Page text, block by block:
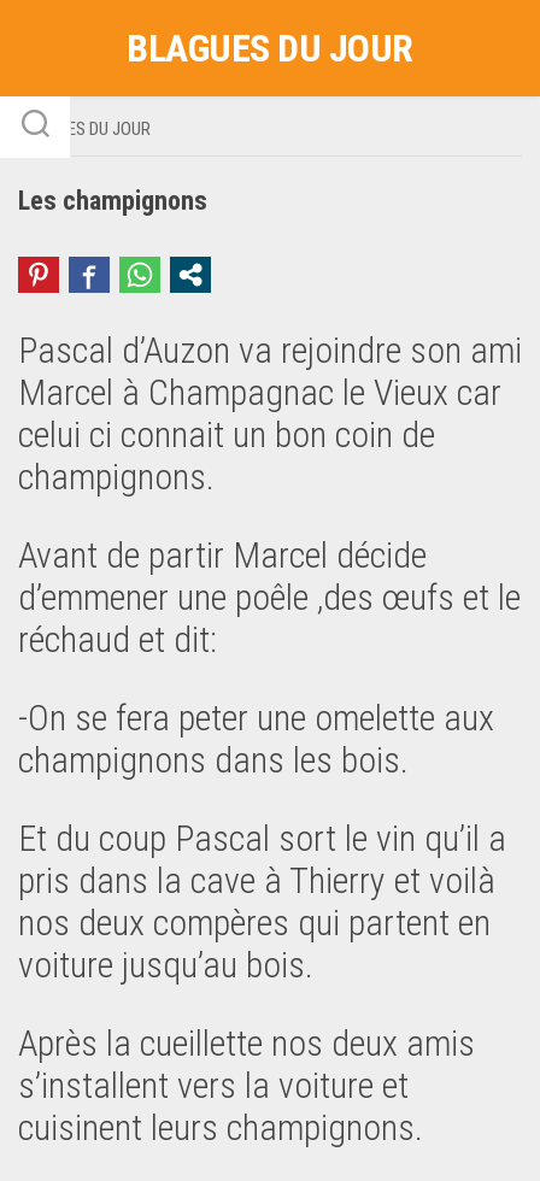
BLAGUES DU JOUR
BLAGUES DU JOUR
Les champignons
Pascal d’Auzon va rejoindre son ami
Marcel à Champagnac le Vieux car
celui ci connait un bon coin de
champignons.
Avant de partir Marcel décide
d’emmener une poêle ,des œufs et le
réchaud et dit:
-On se fera peter une omelette aux
champignons dans les bois.
Et du coup Pascal sort le vin qu’il a
pris dans la cave à Thierry et voilà
nos deux compères qui partent en
voiture jusqu’au bois.
Après la cueillette nos deux amis
s’installent vers la voiture et
cuisinent leurs champignons.